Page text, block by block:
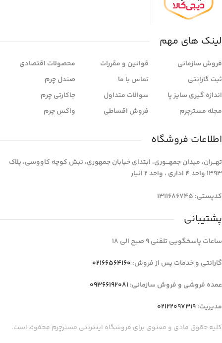
لینک های مهم
فروش سازمانی
ثبت گارانتی
اندازه گیری سایز پا
مجله مسترچرم
قوانین و مقررات
تماس با ما
سوالات متداول
فروش اقساطی
محصولات اقتصادی
صندل چرم
جاکارتی چرم
واکس چرم
اطلاعات فروشگاه
تهـــران، میدان جمهـــوری، ابتدای خیابان جمهوری، نبش کوچه کاووسی، پلاک
1393 واحد 4 اداری ، واحد 2 انبار
کدپستی: 1311686745
پشتیبانی
ساعات پاسخگویی تلفنی 9 صبح الی 18
گارانتی و خدمات پس از فروش: 02166564160
عمده فروشی و فروش سازمانی: 09366192081
مدیریت:02122097319
کلیه حقوق مادی و معنوی برای فروشگاه اینترنتی مسترچرم محفوظ است.